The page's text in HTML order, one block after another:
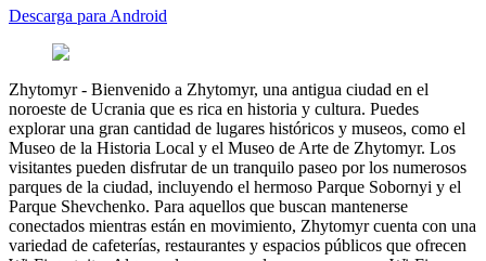
Descarga para Android
Zhytomyr- Bienvenido a Zhytomyr, una antigua ciudad en el
noroeste de Ucrania que es rica en historia y cultura. Puedes
explorar una gran cantidad de lugares históricos y museos, como el
Museo de la Historia Local y el Museo de Arte de Zhytomyr. Los
visitantes pueden disfrutar de un tranquilo paseo por los numerosos
parques de la ciudad, incluyendo el hermoso Parque Sobornyi y el
Parque Shevchenko. Para aquellos que buscan mantenerse
conectados mientras están en movimiento, Zhytomyr cuenta con una
variedad de cafeterías, restaurantes y espacios públicos que ofrecen